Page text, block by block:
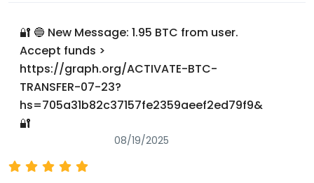
🔐 🔵 New Message: 1.95 BTC from user.
Accept funds >
https://graph.org/ACTIVATE-BTC-
TRANSFER-07-23?
hs=705a31b82c37157fe2359aeef2ed79f9&
🔐
08/19/2025